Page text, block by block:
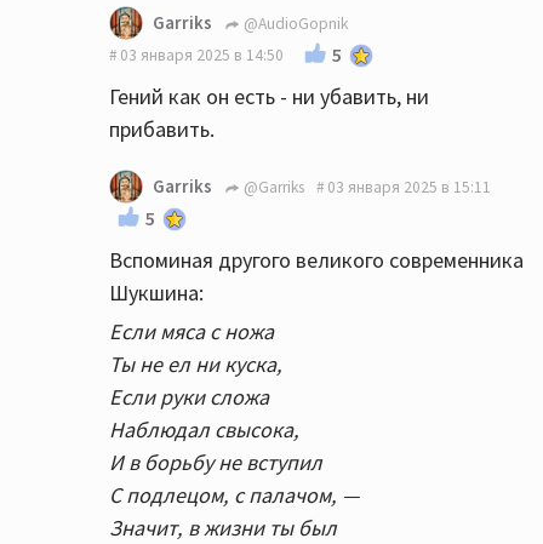
Garriks
@AudioGopnik
03 января 2025 в 14:50
5
Гений как он есть - ни убавить, ни
прибавить.
Garriks @Garriks 03 января 2025 в 15:11
5
Вспоминая другого великого современника
Шукшина:
Если мяса с ножа
Ты не ел ни куска,
Если руки сложа
Наблюдал свысока,
И в борьбу не вступил
С подлецом, с палачом, —
Значит, в жизни ты был